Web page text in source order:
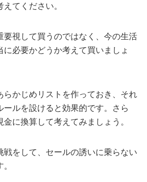
てください。
要視して買うのではなく、今の生活
に必要かどうか考えて買いましょ
らかじめリストを作っておき、それ
ールを設けると効果的です。さら
に換算して考えてみましょう。
戦をして、セールの誘いに乗らない